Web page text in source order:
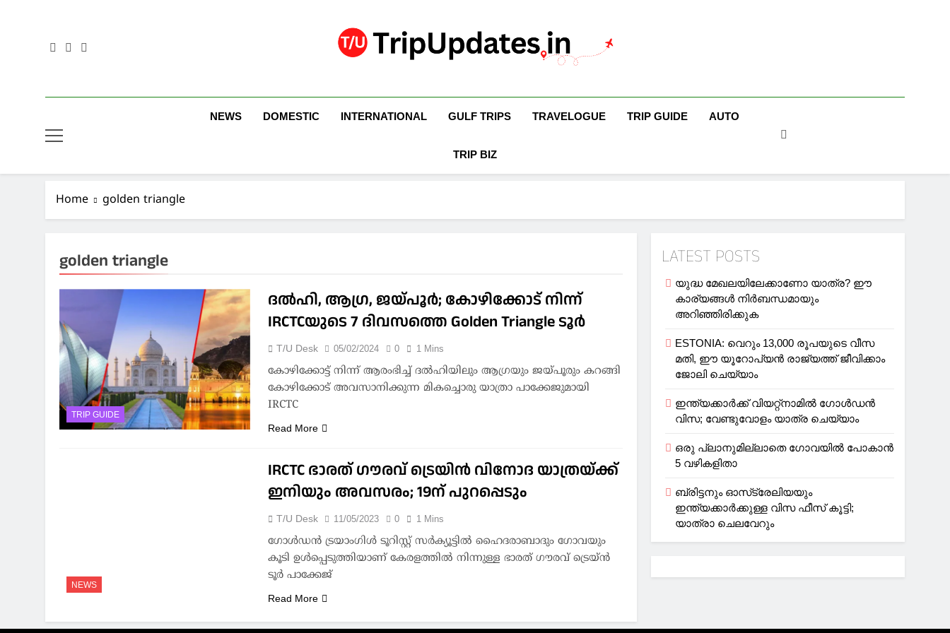
Trip Updates
NEWS DOMESTIC INTERNATIONAL GULF TRIPS TRAVELOGUE TRIP GUIDE AUTO
TRIP BIZ
Home golden triangle
golden triangle
TRIP GUIDE
ദല്‍ഹി, ആഗ്ര, ജയ്പൂര്‍; കോഴിക്കോട് നിന്ന്
IRCTCയുടെ 7 ദിവസത്തെ Golden Triangle ടൂര്‍
T/U Desk 05/02/2024 0 1 Mins
കോഴിക്കോട്ട് നിന്ന് ആരംഭിച്ച് ദല്‍ഹിയിലും ആഗ്രയും ജയ്പൂരും കറങ്ങി
കോഴിക്കോട് അവസാനിക്കുന്ന മികച്ചൊരു യാത്രാ പാക്കേജുമായി
IRCTC
Read More
NEWS
IRCTC ഭാരത് ഗൗരവ് ട്രെയിൻ വിനോദ യാത്രയ്ക്ക്
ഇനിയും അവസരം; 19ന് പുറപ്പെടും
T/U Desk 11/05/2023 0 1 Mins
ഗോൾഡൻ ട്രയാംഗിൾ ടൂറിസ്റ്റ് സർക്യൂട്ടിൽ ഹൈദരാബാദും ഗോവയും
കൂടി ഉൾപ്പെടുത്തിയാണ് കേരളത്തിൽ നിന്നുള്ള ഭാരത് ഗൗരവ് ട്രെയ്ൻ
ടൂർ പാക്കേജ്
Read More
LATEST POSTS
യുദ്ധ മേഖലയിലേക്കാണോ യാത്ര? ഈ
കാര്യങ്ങള്‍ നിര്‍ബന്ധമായും
അറിഞ്ഞിരിക്കുക
ESTONIA: വെറും 13,000 രൂപയുടെ വീസ
മതി, ഈ യൂറോപ്യന്‍ രാജ്യത്ത് ജീവിക്കാം
ജോലി ചെയ്യാം
ഇന്ത്യക്കാർക്ക് വിയറ്റ്‌നാമില്‍ ഗോള്‍ഡന്‍
വിസ; വേണ്ടുവോളം യാത്ര ചെയ്യാം
ഒരു പ്ലാനുമില്ലാതെ ഗോവയില്‍ പോകാൻ
5 വഴികളിതാ
ബ്രിട്ടനും ഓസ്‌ട്രേലിയയും
ഇന്ത്യക്കാര്‍ക്കുള്ള വിസ ഫീസ് കൂട്ടി;
യാത്രാ ചെലവേറും